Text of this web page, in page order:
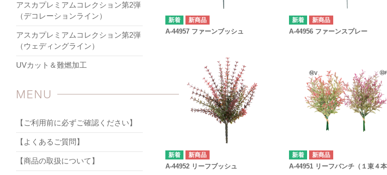
新商品
A-44957 ファーンブッシュ
新商品
A-44956 ファーンスプレー
新商品
A-44952 リーフブッシュ
新商品
A-44951 リーフバンチ（１束４本
アスカプレミアムコレクション第2弾
（デコレーションライン）
アスカプレミアムコレクション第2弾
（ウェディングライン）
UVカット＆難燃加工
MENU
【ご利用前に必ずご確認ください】
【よくあるご質問】
【商品の取扱について】